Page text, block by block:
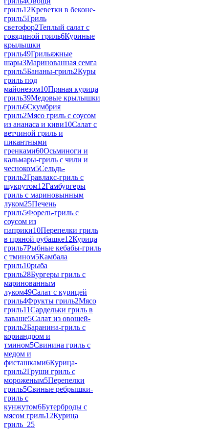
гриль12Креветки в беконе-
гриль5Гриль
светофор2Теплый салат с
говядиной гриль6Куриные
крылышки
гриль49Грильяжные
шары3Маринованная семга
гриль5Бананы-гриль2Куры
гриль под
майонезом10Пряная курица
гриль39Медовые крылышки
гриль6Скумбрия
гриль2Мясо гриль с соусом
из ананаса и киви10Салат с
ветчиной гриль и
пикантными
гренками60Осьминоги и
кальмары-гриль с чили и
чесноком5Сельдь-
гриль2Гравлакс-гриль с
шукрутом12Гамбургеры
гриль с мариновынным
луком25Печень
гриль5Форель-гриль с
соусом из
паприки10Перепелки гриль
в пряной рубашке12Курица
гриль7Рыбные кебабы-гриль
с тмином5Камбала
гриль10рыба
гриль28Бургеры гриль с
маринованным
луком49Салат с курицей
гриль4Фрукты гриль2Мясо
гриль11Сардельки гриль в
лаваше5Салат из овощей-
гриль2Баранина-гриль с
кориандром и
тмином5Свинина гриль с
медом и
фисташками6Курица-
гриль2Груши гриль с
мороженым5Перепелки
гриль5Свиные ребрышки-
гриль с
кунжутом6Бутерброды с
мясом гриль12Курица
гриль_25